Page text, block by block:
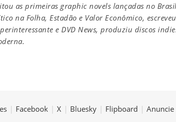
as primeiras graphic novels lançadas no
na Folha, Estadão e Valor Econômico,
e DVD News, produziu discos
| Facebook | X | Bluesky | Flipboard | Anuncie